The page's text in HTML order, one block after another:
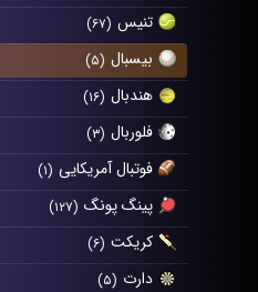
تنیس (۶۷)
بیسبال (۵)
هندبال (۱۶)
فلوربال (۳)
فوتبال آمریکایی (۱)
پینگ پونگ (۱۲۷)
کریکت (۶)
دارت (۵)